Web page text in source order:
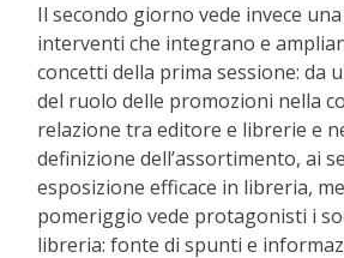
Il secondo giorno vede invece
interventi che integrano e
concetti della prima sessione: da
del ruolo delle promozioni nella
relazione tra editore e librerie e
definizione dell’assortimento, ai
esposizione efficace in libreria,
pomeriggio vede protagonisti i
libreria: fonte di spunti e